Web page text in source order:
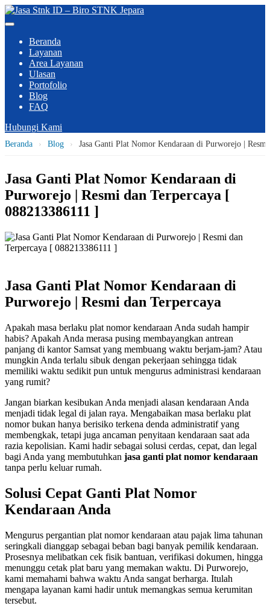
Beranda
Layanan
Area Layanan
Ulasan
Portofolio
Blog
FAQ
Hubungi Kami
Beranda › Blog › Jasa Ganti Plat Nomor Kendaraan di Purworejo |
Jasa Ganti Plat Nomor Kendaraan di
Purworejo | Resmi dan Terpercaya [
088213386111 ]
Jasa Ganti Plat Nomor Kendaraan di
Purworejo | Resmi dan Terpercaya
Apakah masa berlaku plat nomor kendaraan Anda sudah hampir
habis? Apakah Anda merasa pusing membayangkan antrean
panjang di kantor Samsat yang membuang waktu berjam-jam? Atau
mungkin Anda terlalu sibuk dengan pekerjaan sehingga tidak
memiliki waktu sedikit pun untuk mengurus administrasi kendaraan
yang rumit?
Jangan biarkan kesibukan Anda menjadi alasan kendaraan Anda
menjadi tidak legal di jalan raya. Mengabaikan masa berlaku plat
nomor bukan hanya berisiko terkena denda administratif yang
membengkak, tetapi juga ancaman penyitaan kendaraan saat ada
razia kepolisian. Kami hadir sebagai solusi cerdas, cepat, dan legal
bagi Anda yang membutuhkan jasa ganti plat nomor kendaraan
tanpa perlu keluar rumah.
Solusi Cepat Ganti Plat Nomor
Kendaraan Anda
Mengurus pergantian plat nomor kendaraan atau pajak lima tahunan
seringkali dianggap sebagai beban bagi banyak pemilik kendaraan.
Prosesnya melibatkan cek fisik bantuan, verifikasi dokumen, hingga
menunggu cetak plat baru yang memakan waktu. Di Purworejo,
kami memahami bahwa waktu Anda sangat berharga. Itulah
mengapa layanan kami hadir untuk memangkas semua kerumitan
tersebut.